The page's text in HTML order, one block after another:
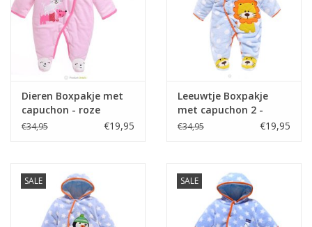
Dieren Boxpakje met
capuchon - roze
€34,95 €19,95
Leeuwtje Boxpakje
met capuchon 2 -
blauw
€34,95 €19,95
SALE SALE